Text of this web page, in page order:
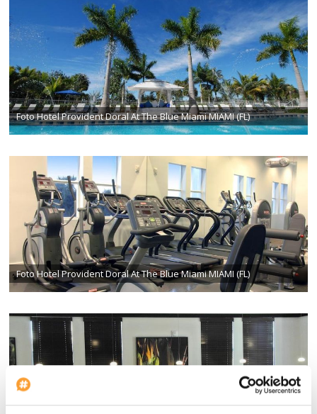
Foto Hotel Provident Doral At The Blue Miami MIAMI (FL)
Foto Hotel Provident Doral At The Blue Miami MIAMI (FL)